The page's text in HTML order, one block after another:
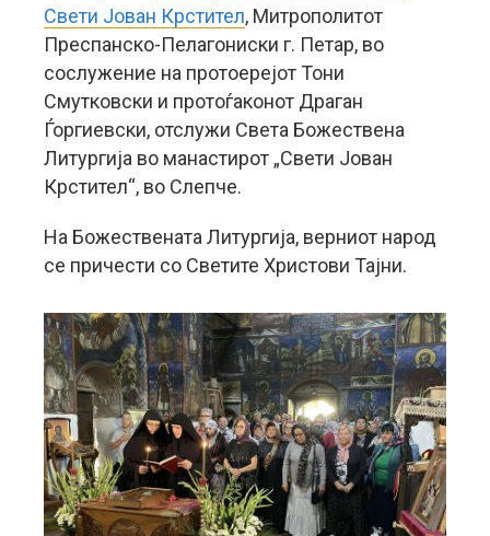
Свети Јован Крстител, Митрополитот
Преспанско-Пелагониски г. Петар, во
сослужение на протоерејот Тони
Смутковски и протоѓаконот Драган
Ѓоргиевски, отслужи Света Божествена
Литургија во манастирот „Свети Јован
Крстител“, во Слепче.
На Божествената Литургија, верниот народ
се причести со Светите Христови Тајни.